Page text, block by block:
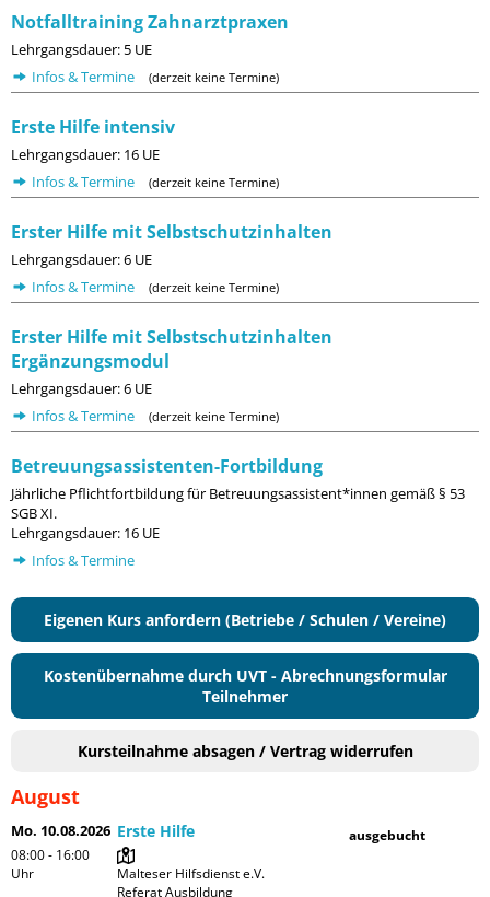
Notfalltraining Zahnarztpraxen
Lehrgangsdauer: 5 UE
Infos & Termine
(derzeit keine Termine)
Erste Hilfe intensiv
Lehrgangsdauer: 16 UE
Infos & Termine
(derzeit keine Termine)
Erster Hilfe mit Selbstschutzinhalten
Lehrgangsdauer: 6 UE
Infos & Termine
(derzeit keine Termine)
Erster Hilfe mit Selbstschutzinhalten
Ergänzungsmodul
Lehrgangsdauer: 6 UE
Infos & Termine
(derzeit keine Termine)
Betreuungsassistenten-Fortbildung
Jährliche Pflichtfortbildung für Betreuungsassistent*innen gemäß § 53
SGB XI.
Lehrgangsdauer: 16 UE
Infos & Termine
Eigenen Kurs anfordern (Betriebe / Schulen / Vereine)
Kostenübernahme durch UVT - Abrechnungsformular
Teilnehmer
Kursteilnahme absagen / Vertrag widerrufen
August
Mo. 10.08.2026
08:00 - 16:00
Uhr
Erste Hilfe
Malteser Hilfsdienst e.V.
Referat Ausbildung
ausgebucht